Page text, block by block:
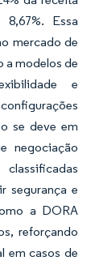
Essa
mercado de
a modelos de
e
se deve em
negociação
segurança e
a DORA
reforçando
em casos de